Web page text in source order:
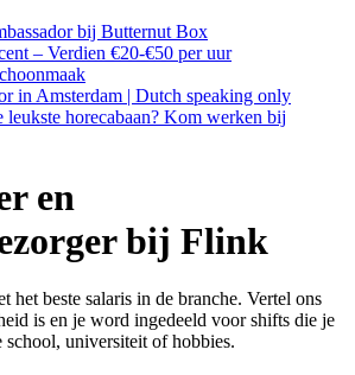
bij Butternut Box
– Verdien €20-€50 per uur
in Amsterdam | Dutch speaking only
leukste horecabaan? Kom werken bij
en
bij Flink
het beste salaris in de branche. Vertel ons
is en je word ingedeeld voor shifts die je
school, universiteit of hobbies.